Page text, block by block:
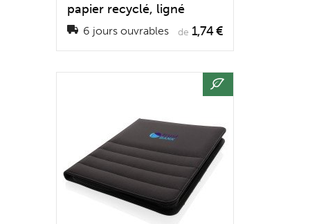
papier recyclé, ligné
6 jours ouvrables de 1,74 €